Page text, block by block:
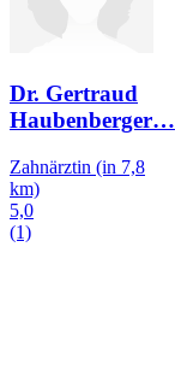
Dr. Gertraud
Haubenberger…
Zahnärztin (in 7,8
km)
5,0
(1)